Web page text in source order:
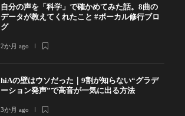
自分の声を「科学」で確かめてみた話。8曲の
データが教えてくれたこと #ボーカル修行ブロ
グ
2か月 ago
hiAの壁はウソだった｜9割が知らない“グラデ
ーション発声”で高音が一気に出る方法
3か月 ago